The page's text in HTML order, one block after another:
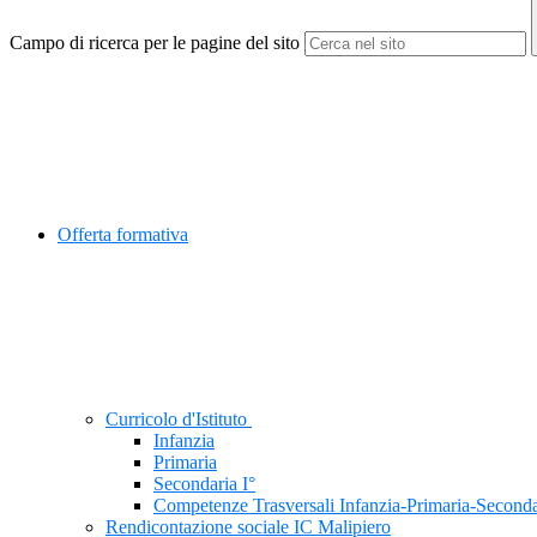
Campo di ricerca per le pagine del sito
Offerta formativa
Curricolo d'Istituto
Infanzia
Primaria
Secondaria I°
Competenze Trasversali Infanzia-Primaria-
Rendicontazione sociale IC Malipiero